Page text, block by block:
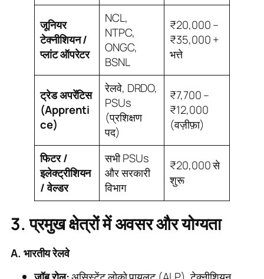
जूनियर
टेक्नीशियन /
प्लांट ऑपरेटर
NCL,
NTPC,
ONGC,
BSNL
₹20,000 –
₹35,000 +
भत्ते
ट्रेड अपरेंटिस
(Apprenti
ce)
रेलवे, DRDO,
PSUs
(प्रशिक्षण
पद)
₹7,700 –
₹12,000
(वज़ीफ़ा)
फिटर /
इलेक्ट्रीशियन
/ वेल्डर
सभी PSUs
और सरकारी
विभाग
₹20,000 से
शुरू
3. प्रमुख क्षेत्रों में अवसर और योग्यता
A. भारतीय रेलवे